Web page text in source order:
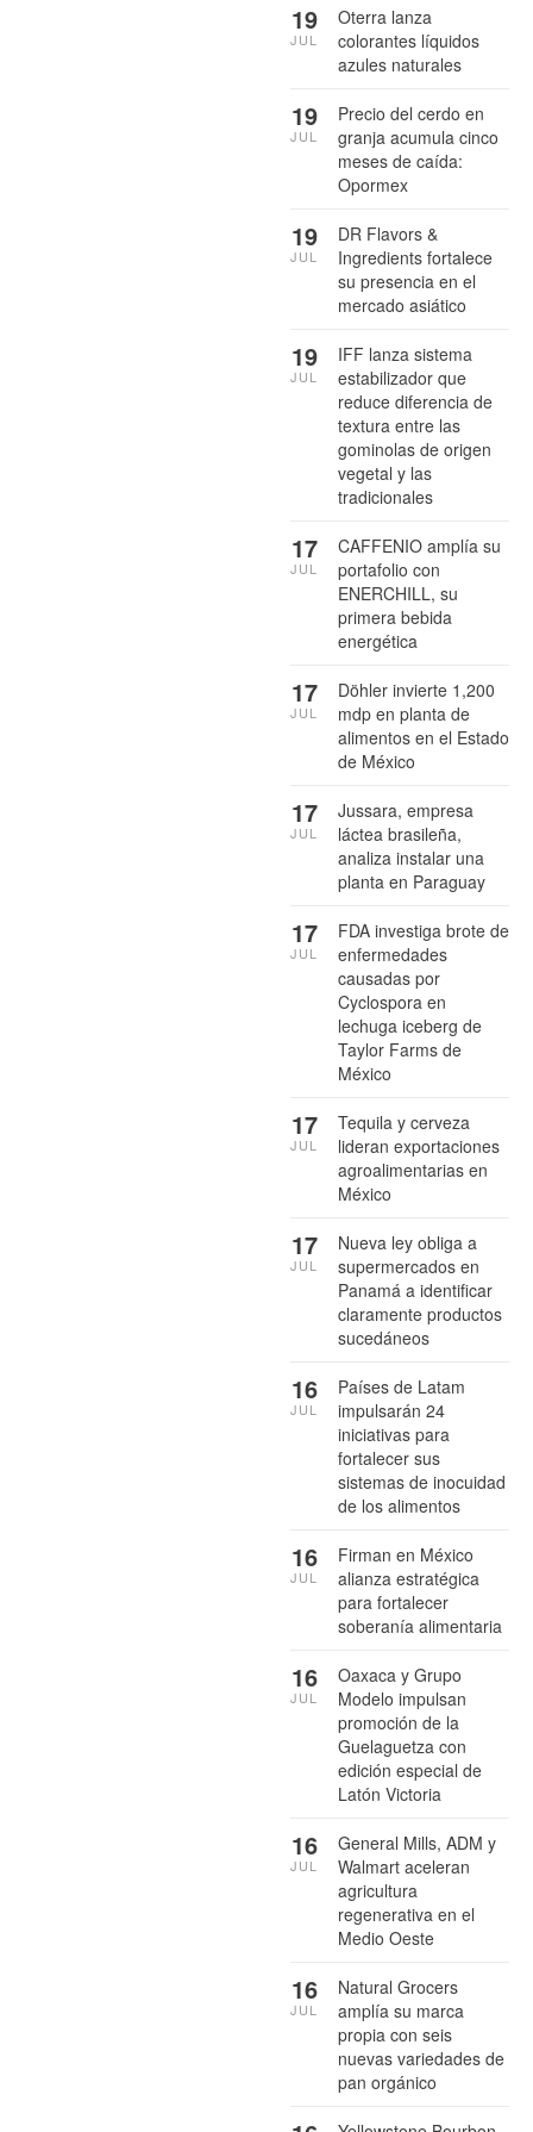
Oterra lanza
colorantes líquidos
azules naturales
19
JUL
Precio del cerdo en
granja acumula cinco
meses de caída:
Opormex
19
JUL
DR Flavors &
Ingredients fortalece
su presencia en el
mercado asiático
19
JUL
IFF lanza sistema
estabilizador que
reduce diferencia de
textura entre las
gominolas de origen
vegetal y las
tradicionales
19
JUL
CAFFENIO amplía su
portafolio con
ENERCHILL, su
primera bebida
energética
17
JUL
Döhler invierte 1,200
mdp en planta de
alimentos en el Estado
de México
17
JUL
Jussara, empresa
láctea brasileña,
analiza instalar una
planta en Paraguay
17
JUL
FDA investiga brote de
enfermedades
causadas por
Cyclospora en
lechuga iceberg de
Taylor Farms de
México
17
JUL
Tequila y cerveza
lideran exportaciones
agroalimentarias en
México
17
JUL
Nueva ley obliga a
supermercados en
Panamá a identificar
claramente productos
sucedáneos
17
JUL
Países de Latam
impulsarán 24
iniciativas para
fortalecer sus
sistemas de inocuidad
de los alimentos
16
JUL
Firman en México
alianza estratégica
para fortalecer
soberanía alimentaria
16
JUL
Oaxaca y Grupo
Modelo impulsan
promoción de la
Guelaguetza con
edición especial de
Latón Victoria
16
JUL
General Mills, ADM y
Walmart aceleran
agricultura
regenerativa en el
Medio Oeste
16
JUL
Natural Grocers
amplía su marca
propia con seis
nuevas variedades de
pan orgánico
16
JUL